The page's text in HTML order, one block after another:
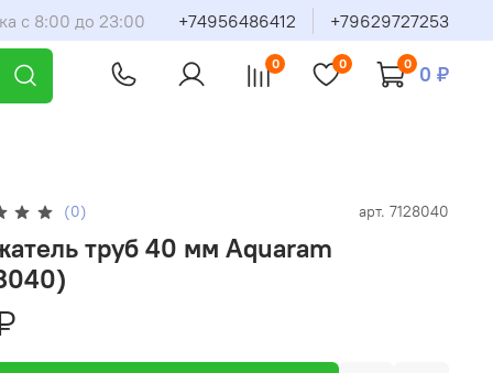
с 8:00 до 23:00 +74956486412 +79629727253
0 0 0 0 ₽
(0) арт. 7128040
труб 40 мм Aquaram